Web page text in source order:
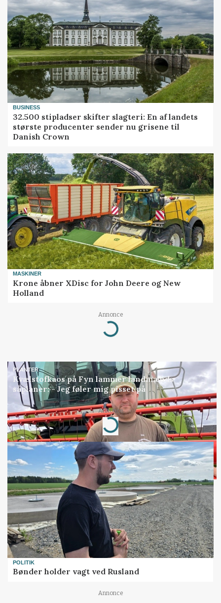
BUSINESS
32.500 stipladser skifter slagteri: En af landets
største producenter sender nu grisene til
Danish Crown
MASKINER
Krone åbner XDisc for John Deere og New
Holland
Annonce
Loading...
PLANTER
Kvælstofkaos på Fyn lammer landmænds
såplaner: - Jeg føler mig pisset på
Annonce
Loading...
POLITIK
Bønder holder vagt ved Rusland
Annonce